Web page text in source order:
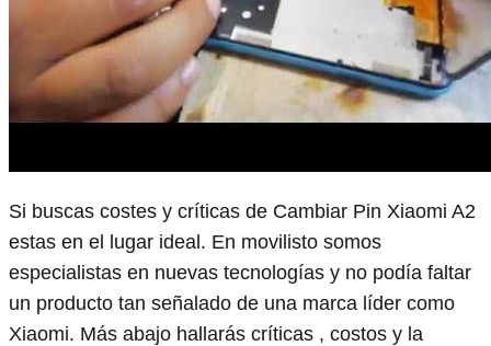
Si buscas costes y críticas de Cambiar Pin Xiaomi A2
estas en el lugar ideal. En movilisto somos
especialistas en nuevas tecnologías y no podía faltar
un producto tan señalado de una marca líder como
Xiaomi. Más abajo hallarás críticas , costos y la